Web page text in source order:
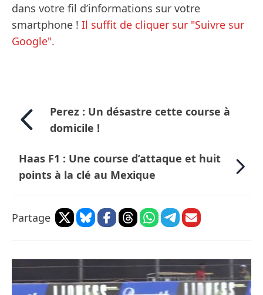
dans votre fil d’informations sur votre
smartphone ! Il suffit de cliquer sur "Suivre sur
Google".
Perez : Un désastre cette course à
domicile !
Haas F1 : Une course d’attaque et huit
points à la clé au Mexique
Partage